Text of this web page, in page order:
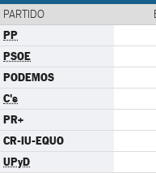
PARTIDO
PP
PSOE
PODEMOS
C's
PR+
CR-IU-EQUO
UPyD